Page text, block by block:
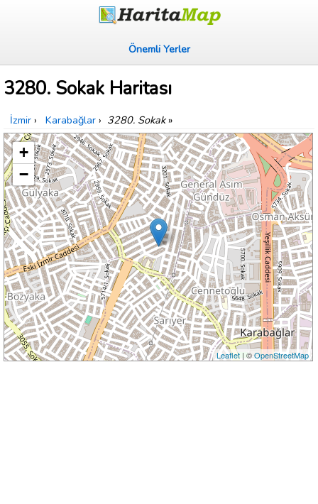
Önemli Yerler
3280. Sokak Haritası
İzmir › Karabağlar › 3280. Sokak»
+
−
Leaflet| ©OpenStreetMap